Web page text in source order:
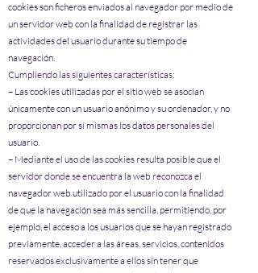
cookies son ficheros enviados al navegador por medio de
un servidor web con la finalidad de registrar las
actividades del usuario durante su tiempo de
navegación.
Cumpliendo las siguientes características:
– Las cookies utilizadas por el sitio web se asocian
únicamente con un usuario anónimo y su ordenador, y no
proporcionan por sí mismas los datos personales del
usuario.
– Mediante el uso de las cookies resulta posible que el
servidor donde se encuentra la web reconozca el
navegador web utilizado por el usuario con la finalidad
de que la navegación sea más sencilla, permitiendo, por
ejemplo, el acceso a los usuarios que se hayan registrado
previamente, acceder a las áreas, servicios, contenidos
reservados exclusivamente a ellos sin tener que